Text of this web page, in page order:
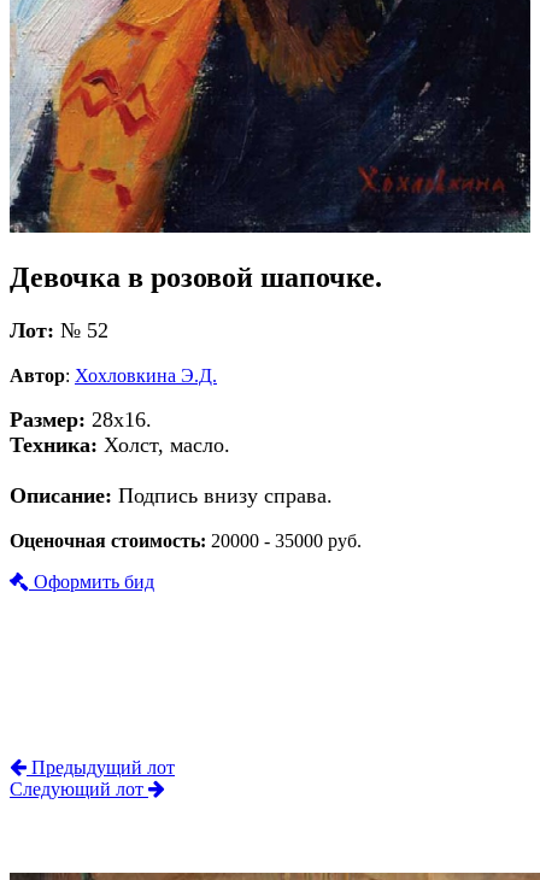
Девочка в розовой шапочке.
Лот: № 52
Автор: Хохловкина Э.Д.
Размер: 28х16.
Техника: Холст, масло.
Описание: Подпись внизу справа.
Оценочная стоимость: 20000 - 35000 руб.
Оформить бид
Предыдущий лот
Следующий лот